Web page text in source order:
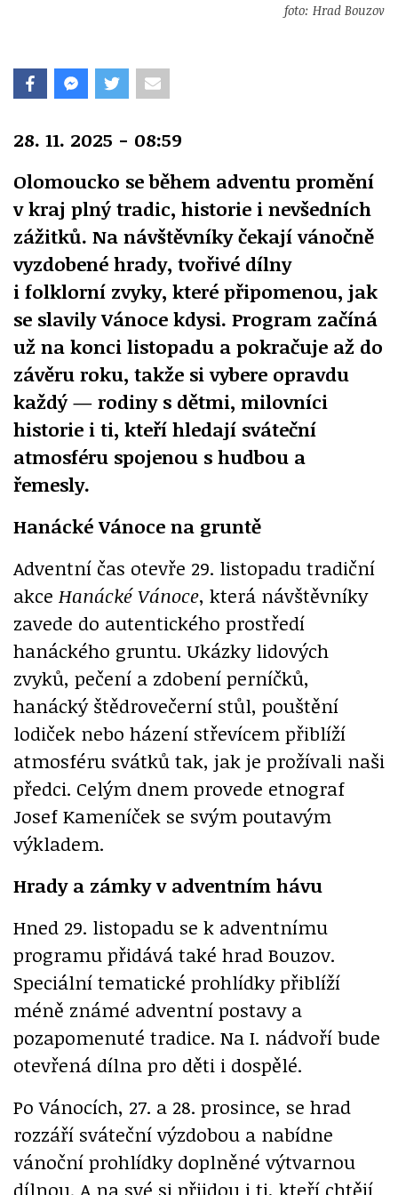
foto: Hrad Bouzov
28. 11. 2025 - 08:59
Olomoucko se během adventu promění
v kraj plný tradic, historie i nevšedních
zážitků. Na návštěvníky čekají vánočně
vyzdobené hrady, tvořivé dílny
i folklorní zvyky, které připomenou, jak
se slavily Vánoce kdysi. Program začíná
už na konci listopadu a pokračuje až do
závěru roku, takže si vybere opravdu
každý — rodiny s dětmi, milovníci
historie i ti, kteří hledají sváteční
atmosféru spojenou s hudbou a
řemesly.
Hanácké Vánoce na gruntě
Adventní čas otevře 29. listopadu tradiční
akce Hanácké Vánoce, která návštěvníky
zavede do autentického prostředí
hanáckého gruntu. Ukázky lidových
zvyků, pečení a zdobení perníčků,
hanácký štědrovečerní stůl, pouštění
lodiček nebo házení střevícem přiblíží
atmosféru svátků tak, jak je prožívali naši
předci. Celým dnem provede etnograf
Josef Kameníček se svým poutavým
výkladem.
Hrady a zámky v adventním hávu
Hned 29. listopadu se k adventnímu
programu přidává také hrad Bouzov.
Speciální tematické prohlídky přiblíží
méně známé adventní postavy a
pozapomenuté tradice. Na I. nádvoří bude
otevřená dílna pro děti i dospělé.
Po Vánocích, 27. a 28. prosince, se hrad
rozzáří sváteční výzdobou a nabídne
vánoční prohlídky doplněné výtvarnou
dílnou. A na své si přijdou i ti, kteří chtějí